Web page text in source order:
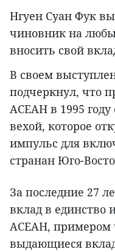
Нгуен Суан Фук
чиновник на
вносить свой
В своем
подчеркнул, что
АСЕАН в 1995 году
вехой, которое
импульс для
странан Юго-
За последние 27
вклад в единство
АСЕАН, примером
выдающиеся